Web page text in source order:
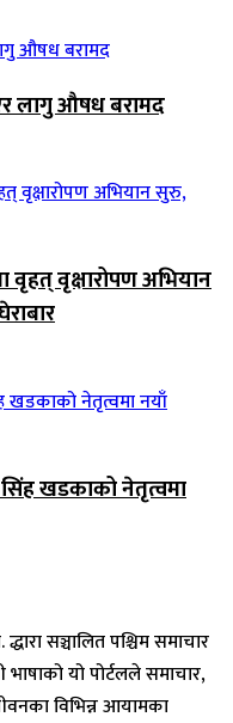
लागु औषध बरामद
वृहत् वृक्षारोपण अभियान
सिंह खडकाको नेतृत्वमा
सञ्चालित पश्चिम समाचार
यो पोर्टलले समाचार,
विभिन्न आयामका